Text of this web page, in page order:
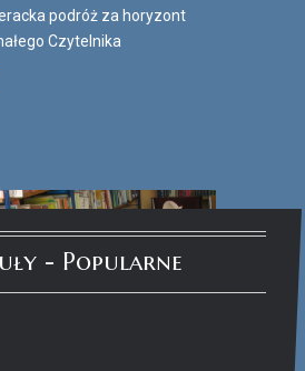
podróż za horyzont
Czytelnika
- Popularne